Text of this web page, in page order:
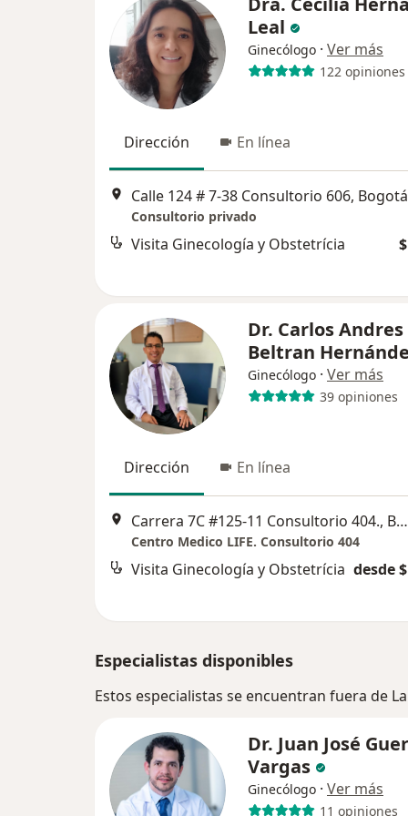
Leal
Ginecólogo · Ver más
122 opiniones
Dirección En línea
Calle 124 # 7-38 Consultorio 606, Bogotá
Consultorio privado
Visita Ginecología y Obstetrícia
Dr. Carlos Andres
Beltran
Ginecólogo · Ver más
39 opiniones
Dirección En línea
Carrera 7C #125-11 Consultorio 404., Bogotá
Centro Medico LIFE. Consultorio 404
Visita Ginecología y Obstetrícia desde
Especialistas disponibles
Estos especialistas se encuentran fuera de
Dr. Juan José
Vargas
Ginecólogo · Ver más
11 opiniones